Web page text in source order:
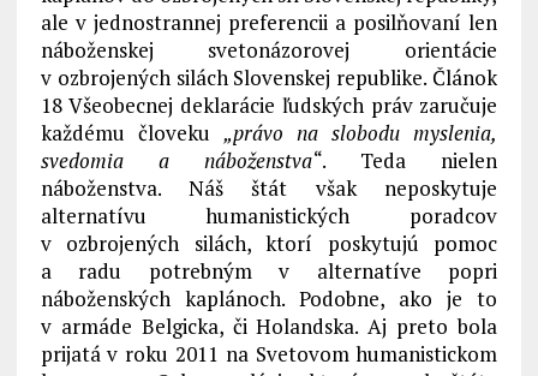
ale v jednostrannej preferencii a posilňovaní len
náboženskej svetonázorovej orientácie
v ozbrojených silách Slovenskej republike. Článok
18 Všeobecnej deklarácie ľudských práv zaručuje
každému človeku „právo na slobodu myslenia,
svedomia a náboženstva“. Teda nielen
náboženstva. Náš štát však neposkytuje
alternatívu humanistických poradcov
v ozbrojených silách, ktorí poskytujú pomoc
a radu potrebným v alternatíve popri
náboženských kaplánoch. Podobne, ako je to
v armáde Belgicka, či Holandska. Aj preto bola
prijatá v roku 2011 na Svetovom humanistickom